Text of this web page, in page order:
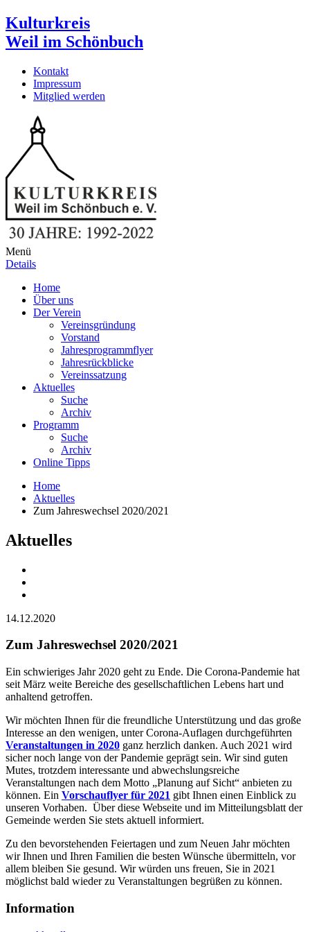
Kulturkreis
Weil im Schönbuch
Kontakt
Impressum
Mitglied werden
Menü
Details
Home
Über uns
Der Verein
Vereinsgründung
Vorstand
Jahresprogrammflyer
Jahresrückblicke
Vereinssatzung
Aktuelles
Suche
Archiv
Programm
Suche
Archiv
Online Tipps
Home
Aktuelles
Zum Jahreswechsel 2020/2021
Aktuelles
14.12.2020
Zum Jahreswechsel 2020/2021
Ein schwieriges Jahr 2020 geht zu Ende. Die Corona-Pandemie hat
seit März weite Bereiche des gesellschaftlichen Lebens hart und
anhaltend getroffen.
Wir möchten Ihnen für die freundliche Unterstützung und das große
Interesse an den wenigen, unter Corona-Auflagen durchgeführten
Veranstaltungen in 2020 ganz herzlich danken. Auch 2021 wird
sicher noch lange von der Pandemie geprägt sein. Wir sind guten
Mutes, trotzdem interessante und abwechslungsreiche
Veranstaltungen nach dem Motto „Planung auf Sicht“ anbieten zu
können. Ein Vorschauflyer für 2021 gibt Ihnen einen Einblick zu
unseren Vorhaben. Über diese Webseite und im Mitteilungsblatt der
Gemeinde werden Sie stets aktuell informiert.
Zu den bevorstehenden Feiertagen und zum Neuen Jahr möchten
wir Ihnen und Ihren Familien die besten Wünsche übermitteln, vor
allem bleiben Sie gesund. Wir würden uns freuen, Sie in 2021
möglichst bald wieder zu Veranstaltungen begrüßen zu können.
Information